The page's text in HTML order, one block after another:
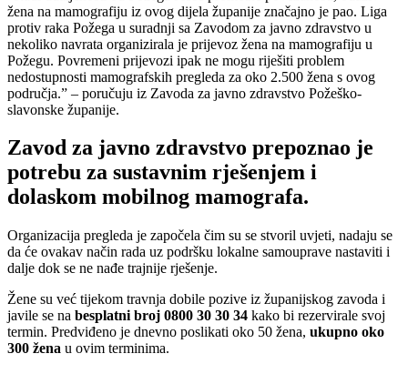
žena na mamografiju iz ovog dijela županije značajno je pao. Liga
protiv raka Požega u suradnji sa Zavodom za javno zdravstvo u
nekoliko navrata organizirala je prijevoz žena na mamografiju u
Požegu. Povremeni prijevozi ipak ne mogu riješiti problem
nedostupnosti mamografskih pregleda za oko 2.500 žena s ovog
područja.” – poručuju iz Zavoda za javno zdravstvo Požeško-
slavonske županije.
Zavod za javno zdravstvo prepoznao je
potrebu za sustavnim rješenjem i
dolaskom mobilnog mamografa.
Organizacija pregleda je započela čim su se stvoril uvjeti, nadaju se
da će ovakav način rada uz podršku lokalne samouprave nastaviti i
dalje dok se ne nađe trajnije rješenje.
Žene su već tijekom travnja dobile pozive iz županijskog zavoda i
javile se na besplatni broj 0800 30 30 34 kako bi rezervirale svoj
termin. Predviđeno je dnevno poslikati oko 50 žena, ukupno oko
300 žena u ovim terminima.